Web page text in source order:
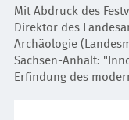
Mit Abdruck des
Direktor des
Archäologie
Sachsen-Anhalt:
Erfindung des